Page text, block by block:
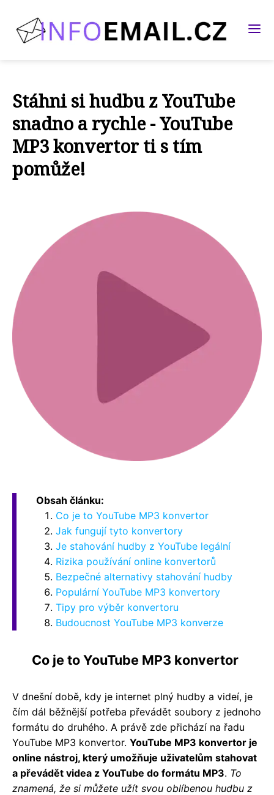
Stáhni si hudbu z YouTube
snadno a rychle - YouTube
MP3 konvertor ti s tím
pomůže!
Obsah článku:
Co je to YouTube MP3 konvertor
Jak fungují tyto konvertory
Je stahování hudby z YouTube legální
Rizika používání online konvertorů
Bezpečné alternativy stahování hudby
Populární YouTube MP3 konvertory
Tipy pro výběr konvertoru
Budoucnost YouTube MP3 konverze
Co je to YouTube MP3 konvertor
V dnešní době, kdy je internet plný hudby a videí, je
čím dál běžnější potřeba převádět soubory z jednoho
formátu do druhého. A právě zde přichází na řadu
YouTube MP3 konvertor. YouTube MP3 konvertor je
online nástroj, který umožňuje uživatelům stahovat
a převádět videa z YouTube do formátu MP3. To
znamená, že si můžete užít svou oblíbenou hudbu z